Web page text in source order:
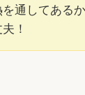
通してあるか
！